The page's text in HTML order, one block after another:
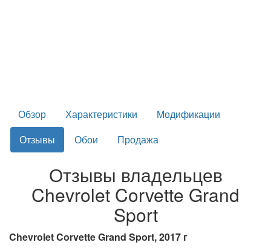
Обзор Характеристики
Модификации
Отзывы
Обои Продажа
Отзывы владельцев
Chevrolet Corvette Grand
Sport
Chevrolet Corvette Grand Sport, 2017 г